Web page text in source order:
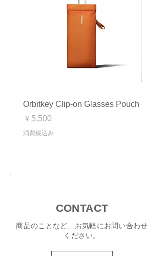
Orbitkey Clip-on Glasses Pouch
価格
￥5,500
消費税込み
<アウ
通常価
￥
セー
消費税込
CONTACT
商品のことなど、お気軽にお問い合わせ
ください。